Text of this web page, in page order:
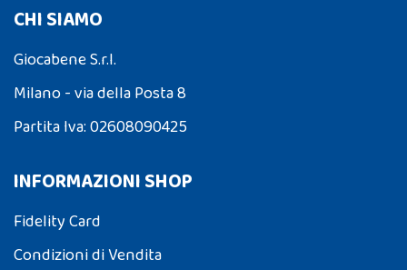
CHI SIAMO
Giocabene S.r.l.
Milano - via della Posta 8
Partita Iva: 02608090425
INFORMAZIONI SHOP
Fidelity Card
Condizioni di Vendita